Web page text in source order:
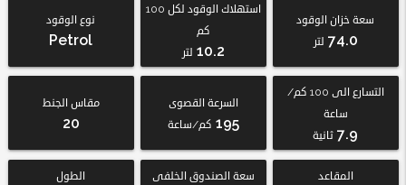
سعة خزان الوقود
74.0 لتر
استهلاك الوقود لكل 100
كم
10.2 لتر
نوع الوقود
Petrol
التسارع الى 100 كم/
ساعة
7.9 ثانية
السرعة القصوى
195 كم/ساعة
مقاس الجنط
20
المقاعد سعة الصندوق الخلفى الطول